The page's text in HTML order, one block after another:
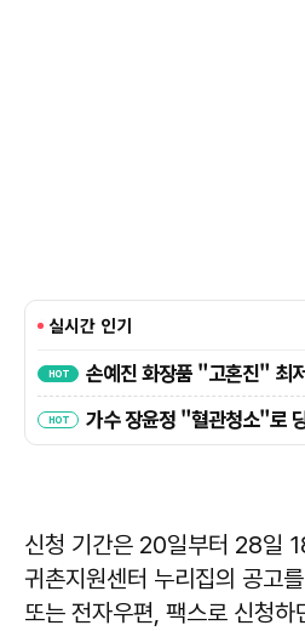
신청 기간은 20일부터 28일
귀촌지원센터 누리집의 공고
또는 전자우편, 팩스로 신청